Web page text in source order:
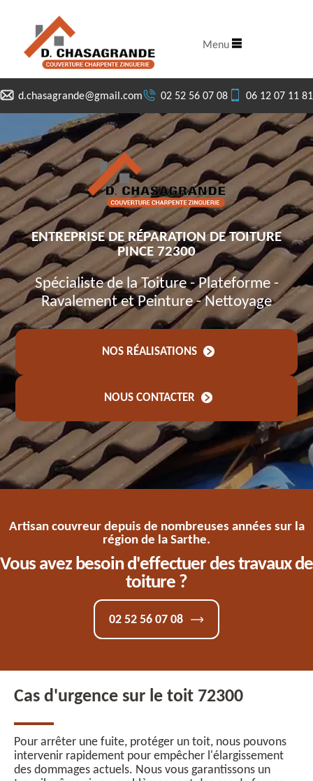
d.chasagrande@gmail.com 02 52 56 07 08 06 12 07 11 81
Menu
ENTREPRISE DE RÉPARATION DE TOITURE
PINCE 72300
Spécialiste de la Toiture - Plateforme -
Ravalement et Peinture - Nettoyage
NOS RÉALISATIONS
NOUS CONTACTER
Artisan couvreur depuis de nombreuses années sur la
région de la Sarthe.
Vous avez besoin d'effectuer des travaux de
toiture ?
02 52 56 07 08
Cas d'urgence sur le toit 72300
Pour arrêter une fuite, protéger un toit, nous pouvons
intervenir rapidement pour empêcher l'élargissement
des dommages actuels. Nous vous garantissons un